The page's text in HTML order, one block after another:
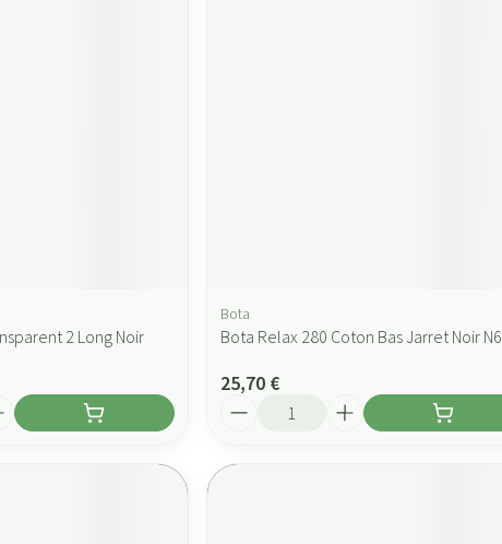
2 Long Noir
Bota
Bota Relax 280 Coton Bas Jarret Noir N6
25,70 €